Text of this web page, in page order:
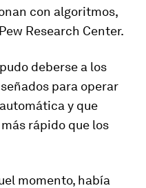
con algoritmos,
Research Center.
deberse a los
para operar
y que
rápido que los
momento, había